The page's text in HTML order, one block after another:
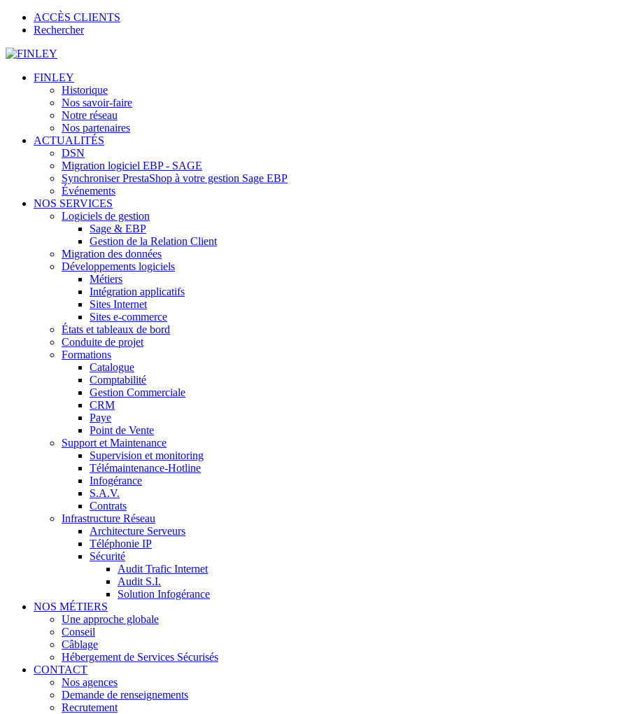
ACCÈS CLIENTS
Rechercher
FINLEY
Historique
Nos savoir-faire
Notre réseau
Nos partenaires
ACTUALITÉS
DSN
Migration logiciel EBP - SAGE
Synchroniser PrestaShop à votre gestion Sage EBP
Événements
NOS SERVICES
Logiciels de gestion
Sage & EBP
Gestion de la Relation Client
Migration des données
Développements logiciels
Métiers
Intégration applicatifs
Sites Internet
Sites e-commerce
États et tableaux de bord
Conduite de projet
Formations
Catalogue
Comptabilité
Gestion Commerciale
CRM
Paye
Point de Vente
Support et Maintenance
Supervision et monitoring
Télémaintenance-Hotline
Infogérance
S.A.V.
Contrats
Infrastructure Réseau
Architecture Serveurs
Téléphonie IP
Sécurité
Audit Trafic Internet
Audit S.I.
Solution Infogérance
NOS MÉTIERS
Une approche globale
Conseil
Câblage
Hébergement de Services Sécurisés
CONTACT
Nos agences
Demande de renseignements
Recrutement